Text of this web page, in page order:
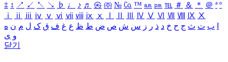
‡ ↕ ↗ ↙ ↖ ↘ ♭ ♩ ♪ ♬ ㉿ ㈜ № ㏇ ™ ㏂ ㏘ ℡ ＃ ＆ ＊ ＠ ª º
ⅰ
ⅱ ⅲ ⅳ ⅴ ⅵ ⅶ ⅷ ⅸ ⅹ Ⅳ Ⅴ Ⅵ Ⅶ Ⅷ Ⅸ Ⅹ
ب ت ث ج ح خ د ذ ر ز س ش ص ض ط ظ ع غ ف ق ک ل م ن ه
و ی
닫기